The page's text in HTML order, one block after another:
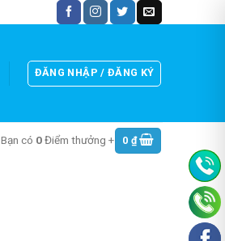
ĐĂNG NHẬP / ĐĂNG KÝ
Bạn có 0Điểm thưởng + 0 ₫